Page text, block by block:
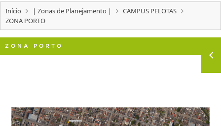
CONCURSOS
EDITAIS
Início | Zonas de Planejamento |
CAMPUS PELOTAS
ZONA PORTO
ZONA PORTO